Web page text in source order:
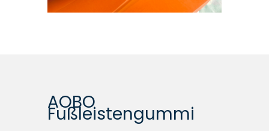
AOBO
Fußleistengummi